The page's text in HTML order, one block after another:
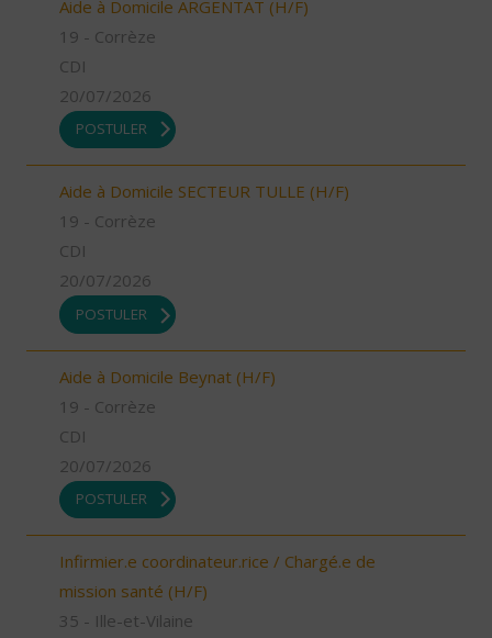
Aide à Domicile ARGENTAT (H/F)
19 - Corrèze
CDI
20/07/2026
POSTULER
Aide à Domicile SECTEUR TULLE (H/F)
19 - Corrèze
CDI
20/07/2026
POSTULER
Aide à Domicile Beynat (H/F)
19 - Corrèze
CDI
20/07/2026
POSTULER
Infirmier.e coordinateur.rice / Chargé.e de
mission santé (H/F)
35 - Ille-et-Vilaine